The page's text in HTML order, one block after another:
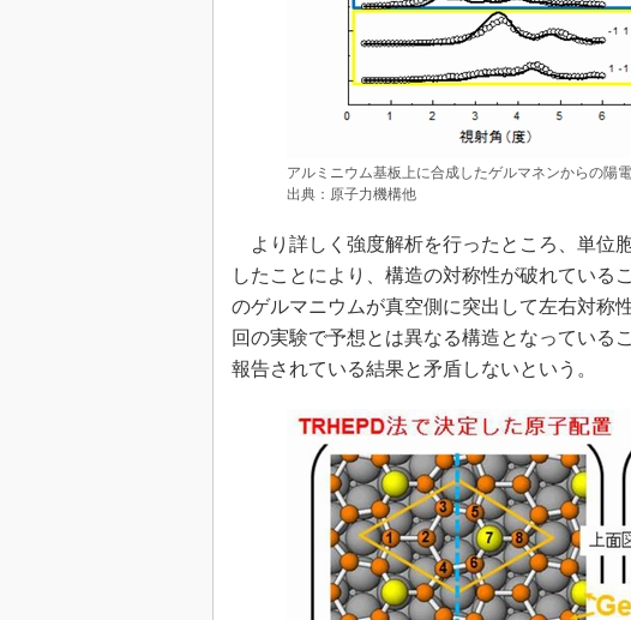
アルミニウム基板上に合成したゲルマネンからの陽
出典：原子力機構他
より詳しく強度解析を行ったところ、単位
したことにより、構造の対称性が破れている
のゲルマニウムが真空側に突出して左右対称
回の実験で予想とは異なる構造となっている
報告されている結果と矛盾しないという。